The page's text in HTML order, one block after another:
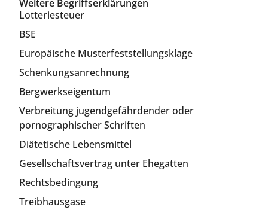
Weitere Begriffserklärungen
Lotteriesteuer
BSE
Europäische Musterfeststellungsklage
Schenkungsanrechnung
Bergwerkseigentum
Verbreitung jugendgefährdender oder
pornographischer Schriften
Diätetische Lebensmittel
Gesellschaftsvertrag unter Ehegatten
Rechtsbedingung
Treibhausgase